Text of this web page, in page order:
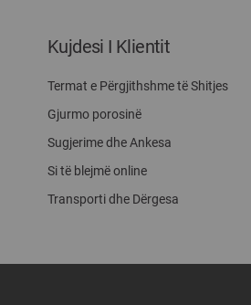
Kujdesi I Klientit
Termat e Përgjithshme të Shitjes
Gjurmo porosinë
Sugjerime dhe Ankesa
Si të blejmë online
Transporti dhe Dërgesa